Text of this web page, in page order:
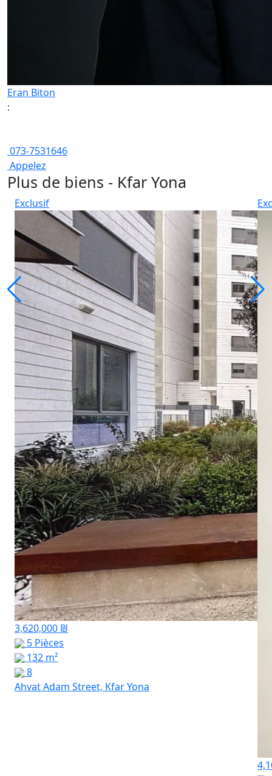
Eran Biton
:
073-7531646
Appelez
Plus de biens - Kfar Yona
Exclusif
3,620,000 ₪
5 Pièces
132 m²
8
Ahvat Adam Street, Kfar Yona